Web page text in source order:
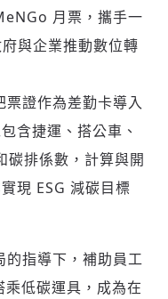
月票，攜手一
與企業推動數位轉
票證作為差勤卡導入
含捷運、搭公車、
排係數，計算與開
現 ESG 減碳目標
的指導下，補助員工
低碳運具，成為在